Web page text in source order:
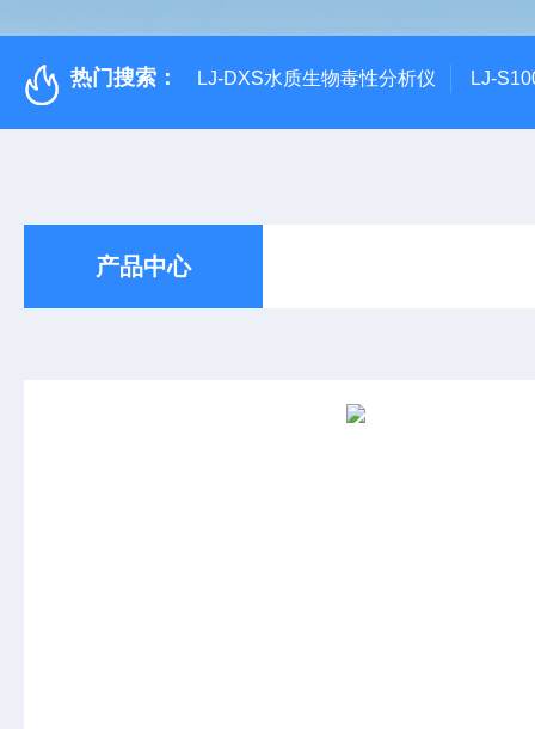
热门搜索： LJ-DXS水质生物毒性分析仪 LJ-
产品中心